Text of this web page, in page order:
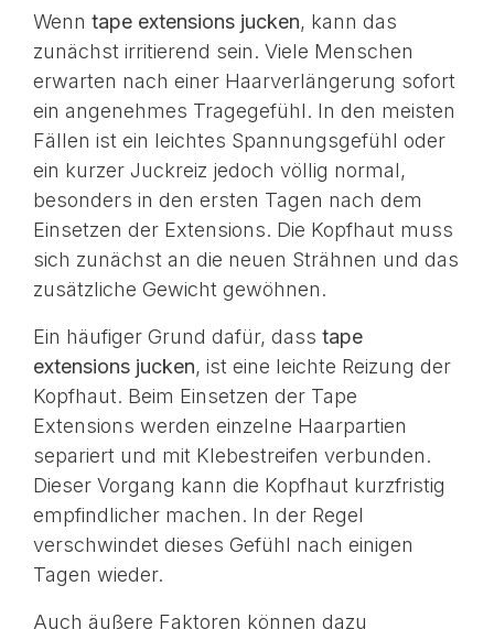
Wenn tape extensions jucken, kann das
zunächst irritierend sein. Viele Menschen
erwarten nach einer Haarverlängerung sofort
ein angenehmes Tragegefühl. In den meisten
Fällen ist ein leichtes Spannungsgefühl oder
ein kurzer Juckreiz jedoch völlig normal,
besonders in den ersten Tagen nach dem
Einsetzen der Extensions. Die Kopfhaut muss
sich zunächst an die neuen Strähnen und das
zusätzliche Gewicht gewöhnen.
Ein häufiger Grund dafür, dass tape
extensions jucken, ist eine leichte Reizung der
Kopfhaut. Beim Einsetzen der Tape
Extensions werden einzelne Haarpartien
separiert und mit Klebestreifen verbunden.
Dieser Vorgang kann die Kopfhaut kurzfristig
empfindlicher machen. In der Regel
verschwindet dieses Gefühl nach einigen
Tagen wieder.
Auch äußere Faktoren können dazu